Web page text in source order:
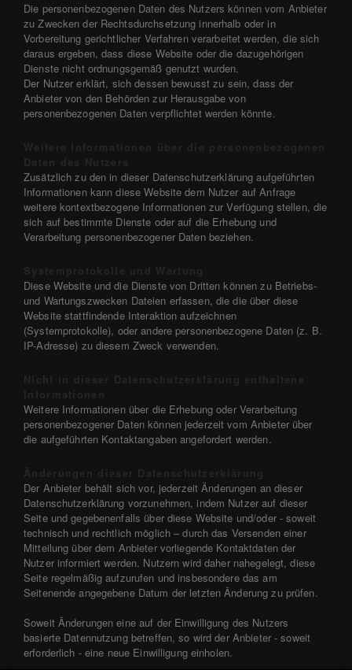
Die personenbezogenen Daten des Nutzers können vom Anbieter
zu Zwecken der Rechtsdurchsetzung innerhalb oder in
Vorbereitung gerichtlicher Verfahren verarbeitet werden, die sich
daraus ergeben, dass diese Website oder die dazugehörigen
Dienste nicht ordnungsgemäß genutzt wurden.
Der Nutzer erklärt, sich dessen bewusst zu sein, dass der
Anbieter von den Behörden zur Herausgabe von
personenbezogenen Daten verpflichtet werden könnte.
Zusätzlich zu den in dieser Datenschutzerklärung aufgeführten
Informationen kann diese Website dem Nutzer auf Anfrage
weitere kontextbezogene Informationen zur Verfügung stellen, die
sich auf bestimmte Dienste oder auf die Erhebung und
Verarbeitung personenbezogener Daten beziehen.
Diese Website und die Dienste von Dritten können zu Betriebs-
und Wartungszwecken Dateien erfassen, die die über diese
Website stattfindende Interaktion aufzeichnen
(Systemprotokolle), oder andere personenbezogene Daten (z. B.
IP-Adresse) zu diesem Zweck verwenden.
Weitere Informationen über die Erhebung oder Verarbeitung
personenbezogener Daten können jederzeit vom Anbieter über
die aufgeführten Kontaktangaben angefordert werden.
Der Anbieter behält sich vor, jederzeit Änderungen an dieser
Datenschutzerklärung vorzunehmen, indem Nutzer auf dieser
Seite und gegebenenfalls über diese Website und/oder - soweit
technisch und rechtlich möglich – durch das Versenden einer
Mitteilung über dem Anbieter vorliegende Kontaktdaten der
Nutzer informiert werden. Nutzern wird daher nahegelegt, diese
Seite regelmäßig aufzurufen und insbesondere das am
Seitenende angegebene Datum der letzten Änderung zu prüfen.
Soweit Änderungen eine auf der Einwilligung des Nutzers
basierte Datennutzung betreffen, so wird der Anbieter - soweit
erforderlich - eine neue Einwilligung einholen.